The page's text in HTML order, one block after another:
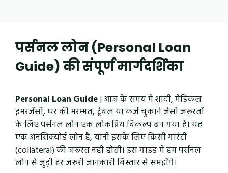
पर्सनल लोन (Personal Loan
Guide) की संपूर्ण मार्गदर्शिका
Personal Loan Guide| आज के समय में शादी, मेडिकल
इमरजेंसी, घर की मरम्मत, ट्रैवल या कर्ज चुकाने जैसी जरूरतों
के लिए पर्सनल लोन एक लोकप्रिय विकल्प बन गया है। यह
एक अनसिक्योर्ड लोन है, यानी इसके लिए किसी गारंटी
(collateral) की जरूरत नहीं होती। इस गाइड में हम पर्सनल
लोन से जुड़ी हर जरूरी जानकारी विस्तार से समझेंगे।